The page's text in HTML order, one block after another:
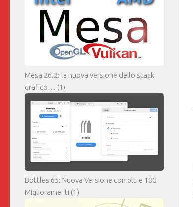
Mesa 26.2: la nuova versione dello stack
grafico… (1)
Bottles 65: Nuova Versione con oltre 100
Miglioramenti (1)